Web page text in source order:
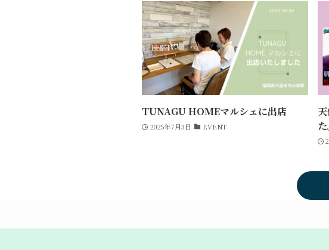
TUNAGU HOMEマルシェに出店
2025年7月3日 EVENT
た